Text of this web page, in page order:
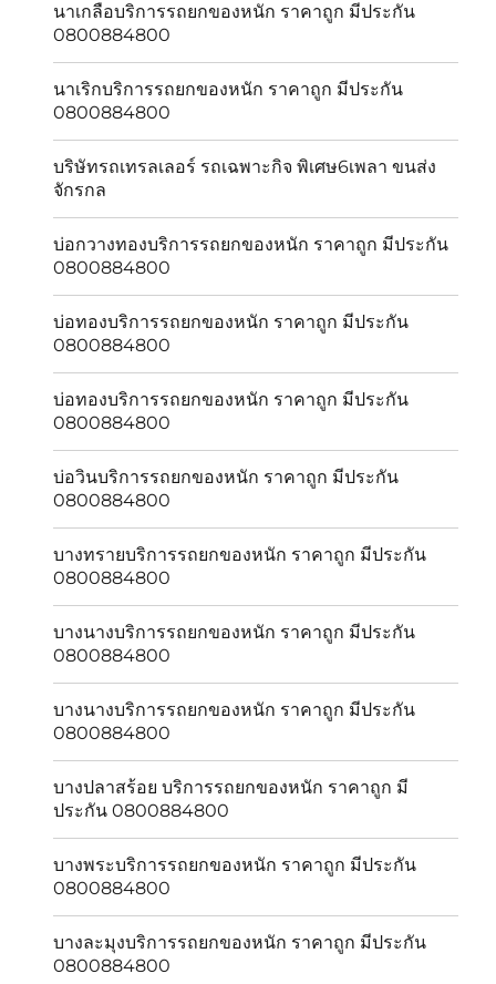
นาเกลือบริการรถยกของหนัก ราคาถูก มีประกัน
0800884800
นาเริกบริการรถยกของหนัก ราคาถูก มีประกัน
0800884800
บริษัทรถเทรลเลอร์ รถเฉพาะกิจ พิเศษ6เพลา ขนส่ง
จักรกล
บ่อกวางทองบริการรถยกของหนัก ราคาถูก มีประกัน
0800884800
บ่อทองบริการรถยกของหนัก ราคาถูก มีประกัน
0800884800
บ่อทองบริการรถยกของหนัก ราคาถูก มีประกัน
0800884800
บ่อวินบริการรถยกของหนัก ราคาถูก มีประกัน
0800884800
บางทรายบริการรถยกของหนัก ราคาถูก มีประกัน
0800884800
บางนางบริการรถยกของหนัก ราคาถูก มีประกัน
0800884800
บางนางบริการรถยกของหนัก ราคาถูก มีประกัน
0800884800
บางปลาสร้อย บริการรถยกของหนัก ราคาถูก มี
ประกัน 0800884800
บางพระบริการรถยกของหนัก ราคาถูก มีประกัน
0800884800
บางละมุงบริการรถยกของหนัก ราคาถูก มีประกัน
0800884800